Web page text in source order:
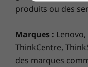
La durabilité
produits ou des
Marques : Lenovo,
ThinkCentre,
des marques